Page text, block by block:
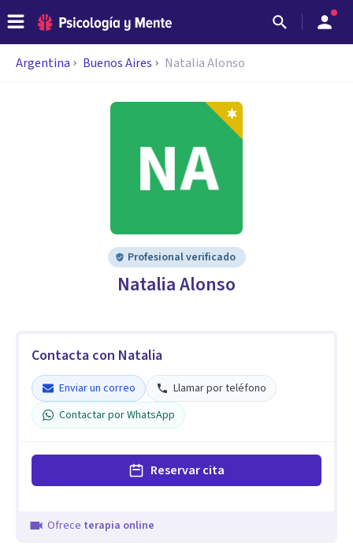
Argentina Buenos Aires Natalia Alonso
Profesional verificado
Natalia Alonso
Contacta con Natalia
Enviar un correo
Llamar por teléfono
Contactar por WhatsApp
Reservar cita
Ofrece terapia online